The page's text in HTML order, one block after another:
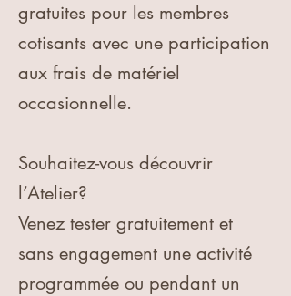
gratuites pour les membres
cotisants avec une participation
aux frais de matériel
occasionnelle.
Souhaitez-vous découvrir
l’Atelier?
Venez tester gratuitement et
sans engagement une activité
programmée ou pendant un